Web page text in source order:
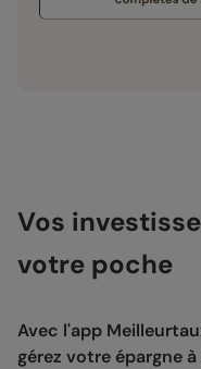
Vos
votre poche
Avec l'app
gérez votre épargne